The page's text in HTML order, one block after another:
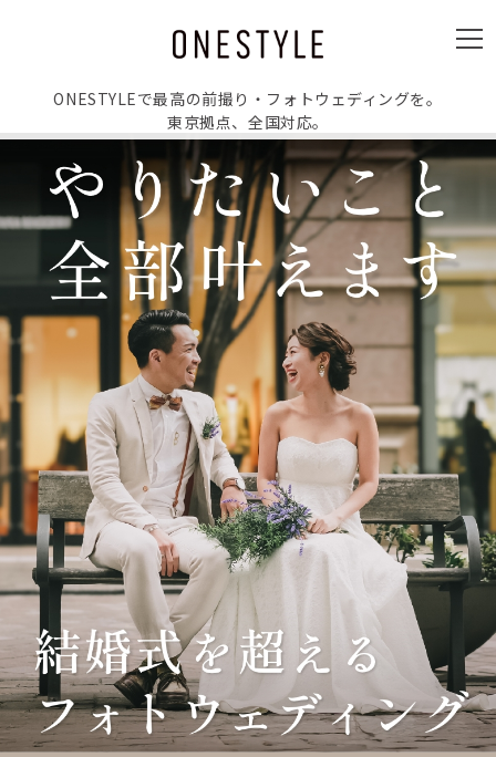
メ
ニ
ー
ONESTYLEで最高の前撮り・フォトウェディングを。
東京拠点、全国対応。